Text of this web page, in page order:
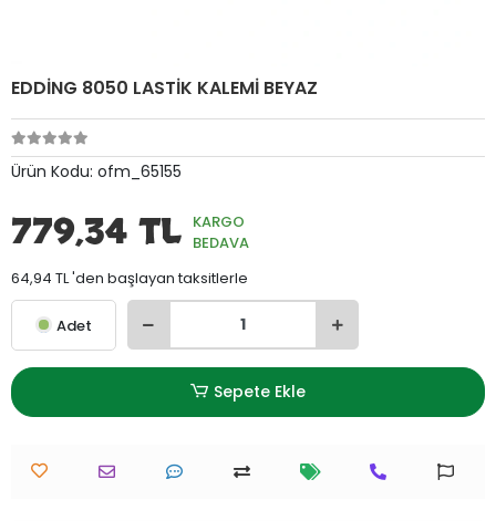
EDDİNG 8050 LASTİK KALEMİ BEYAZ
Ürün Kodu: ofm_65155
779,34 TL KARGO
BEDAVA
64,94 TL 'den başlayan taksitlerle
Adet
Sepete Ekle